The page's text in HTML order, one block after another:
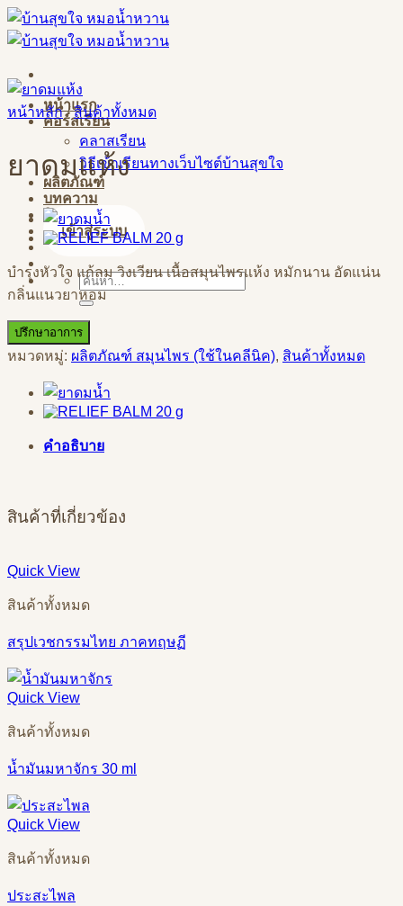
Skip
to
content
หน้าแรก
คอร์สเรียน
คลาสเรียน
วิธีเข้าเรียนทางเว็บไซต์บ้านสุขใจ
ผลิตภัณฑ์
บทความ
ติดต่อสอบถาม
เข้าสู่ระบบ
ค้นหา:
หน้าหลัก / สินค้าทั้งหมด
ยาดมแห้ง
บำรุงหัวใจ แก้ลม วิงเวียน เนื้อสมุนไพรแห้ง หมักนาน อัดแน่น
กลิ่นแนวยาหอม
ปรึกษาอาการ
หมวดหมู่: ผลิตภัณฑ์ สมุนไพร (ใช้ในคลีนิค), สินค้าทั้งหมด
คำอธิบาย
สินค้าที่เกี่ยวข้อง
Quick View
สินค้าทั้งหมด
สรุปเวชกรรมไทย ภาคทฤษฏี
Quick View
สินค้าทั้งหมด
น้ำมันมหาจักร 30 ml
Quick View
สินค้าทั้งหมด
ประสะไพล